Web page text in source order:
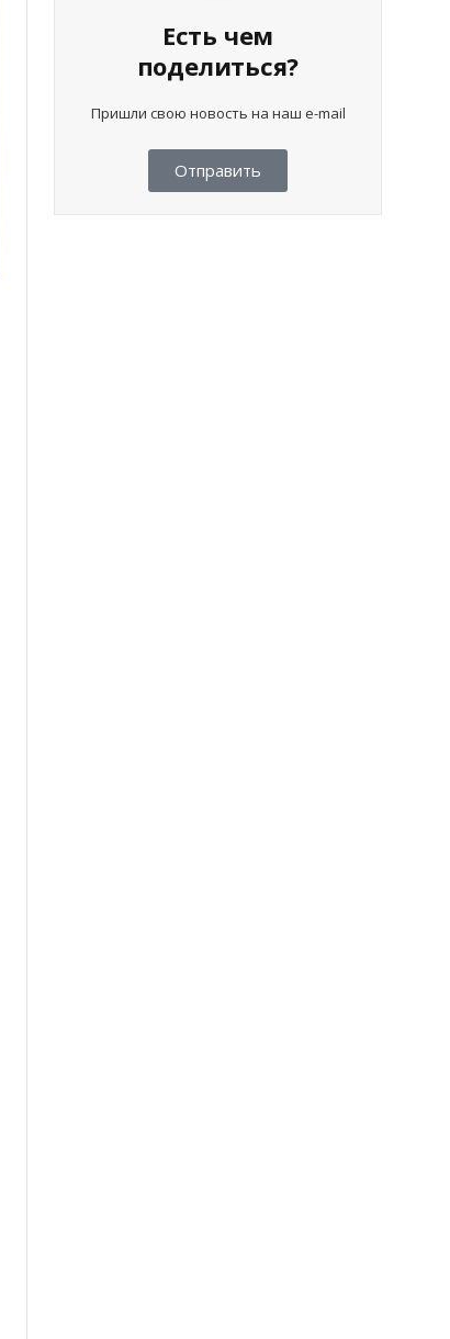
Есть чем
поделиться?
Пришли свою новость на наш e-mail
Отправить